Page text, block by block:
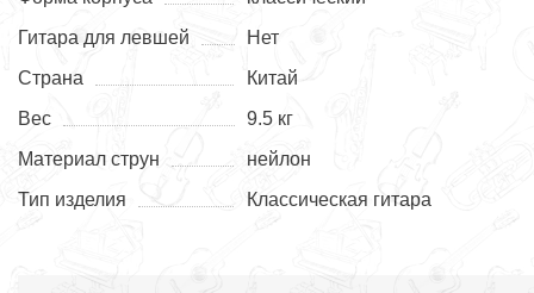
Гитара для левшей
Нет
Страна
Китай
Вес
9.5 кг
Материал струн
нейлон
Тип изделия
Классическая гитара